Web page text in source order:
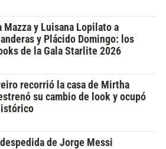
Mazza y Luisana Lopilato a
y Plácido Domingo: los
de la Gala Starlite 2026
recorrió la casa de Mirtha
su cambio de look y ocupó
de Jorge Messi